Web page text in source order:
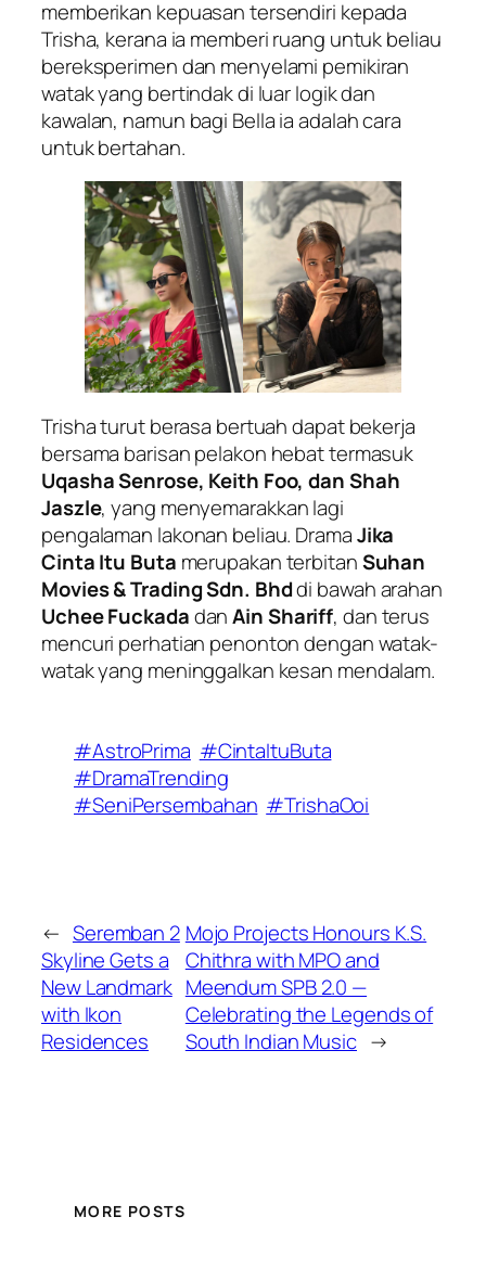
memberikan kepuasan tersendiri kepada
Trisha, kerana ia memberi ruang untuk beliau
bereksperimen dan menyelami pemikiran
watak yang bertindak di luar logik dan
kawalan, namun bagi Bella ia adalah cara
untuk bertahan.
Trisha turut berasa bertuah dapat bekerja
bersama barisan pelakon hebat termasuk
Uqasha Senrose, Keith Foo, dan Shah
Jaszle, yang menyemarakkan lagi
pengalaman lakonan beliau. DramaJika
Cinta Itu Buta merupakan terbitanSuhan
Movies & Trading Sdn. Bhddi bawah arahan
Uchee FuckadadanAin Shariff, dan terus
mencuri perhatian penonton dengan watak-
watak yang meninggalkan kesan mendalam.
#AstroPrima #CintaItuButa
#DramaTrending
#SeniPersembahan #TrishaOoi
← Seremban 2
Skyline Gets a
New Landmark
with Ikon
Residences
Mojo Projects Honours K.S.
Chithra with MPO and
Meendum SPB 2.0 —
Celebrating the Legends of
South Indian Music →
MORE POSTS